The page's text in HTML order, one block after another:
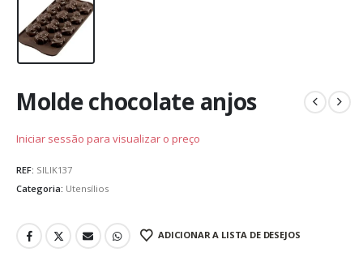
Molde chocolate anjos
Iniciar sessão para visualizar o preço
REF: SILIK137
Categoria: Utensílios
ADICIONAR A LISTA DE DESEJOS